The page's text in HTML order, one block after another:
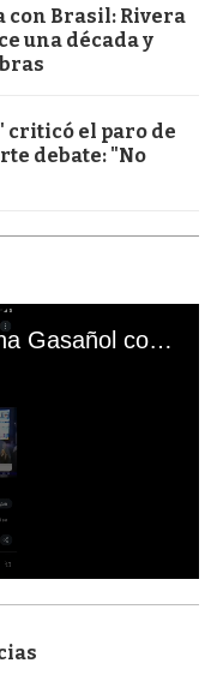
con Brasil: Rivera
una década y
criticó el paro de
debate: "No
El mal momento de Yanina Gasañol con un hincha argentino en "Subrayado"